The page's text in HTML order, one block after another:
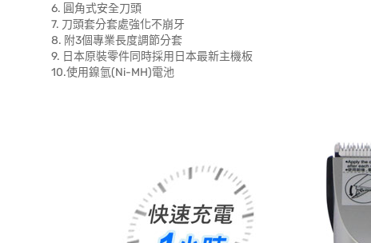
6. 圓角式安全刀頭
7. 刀頭套分套處強化不崩牙
8. 附3個專業長度調節分套
9. 日本原裝零件同時採用日本最新主機板
10.使用鎳氫(Ni-MH)電池